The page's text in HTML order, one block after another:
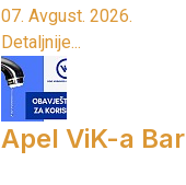
07. Avgust. 2026.
Detaljnije...
Apel ViK-a Bar